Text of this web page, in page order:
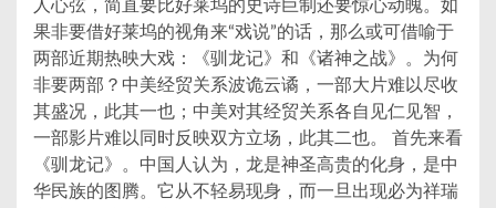
人心弦，简直要比好莱坞的史诗巨制还要惊心动魄。如
果非要借好莱坞的视角来“戏说”的话，那么或可借喻于
两部近期热映大戏：《驯龙记》和《诸神之战》。为何
非要两部？中美经贸关系波诡云谲，一部大片难以尽收
其盛况，此其一也；中美对其经贸关系各自见仁见智，
一部影片难以同时反映双方立场，此其二也。 首先来看
《驯龙记》。中国人认为，龙是神圣高贵的化身，是中
华民族的图腾。它从不轻易现身，而一旦出现必为祥瑞